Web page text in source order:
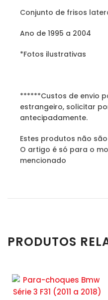
Conjunto de frisos
Ano de 1995 a 2004
*Fotos ilustrativas
******Custos de envio
estrangeiro, solicitar
antecipadamente.
Estes produtos não
O artigo é só para o
mencionado
PRODUTOS